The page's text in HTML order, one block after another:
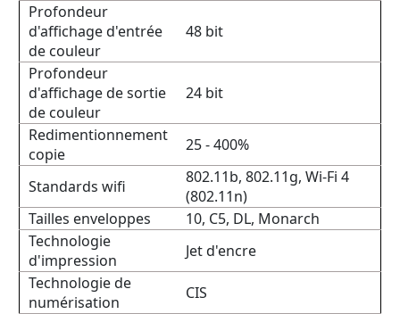
Profondeur
d'affichage d'entrée
de couleur
48 bit
Profondeur
d'affichage de sortie
de couleur
24 bit
Redimentionnement
copie
25 - 400%
Standards wifi
802.11b, 802.11g, Wi-Fi 4
(802.11n)
Tailles enveloppes
10, C5, DL, Monarch
Technologie
d'impression
Jet d'encre
Technologie de
numérisation
CIS